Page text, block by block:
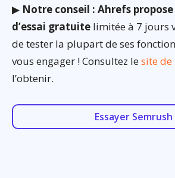
▶ Notre conseil : Ahrefs
d’essai gratuite limitée à 7 jours
de tester la plupart de ses
vous engager ! Consultez lesite de
l’obtenir.
Essayer Semrush